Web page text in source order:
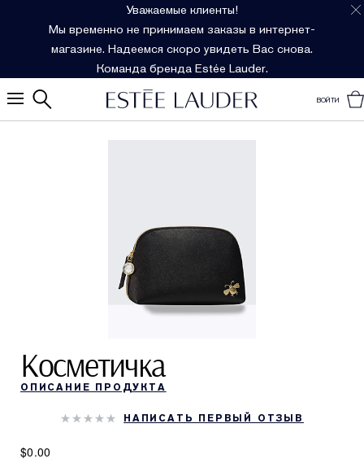
Уважаемые клиенты!
Мы временно не принимаем заказы в интернет-
магазине. Надеемся скоро увидеть Вас снова.
Команда бренда Estée Lauder.
ВОЙТИ
Косметичка
ОПИСАНИЕ ПРОДУКТА
НАПИСАТЬ ПЕРВЫЙ ОТЗЫВ
$0.00